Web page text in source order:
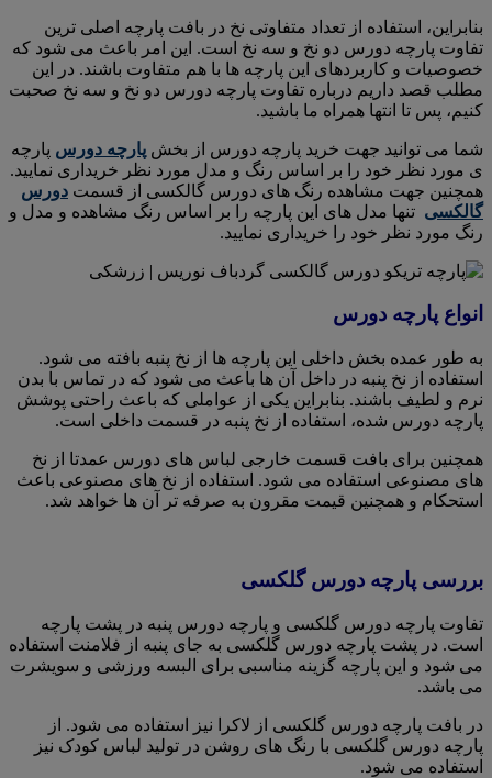
بنابراین، استفاده از تعداد متفاوتی نخ در بافت پارچه اصلی ترین
تفاوت پارچه دورس دو نخ و سه نخ است. این امر باعث می شود که
خصوصیات و کاربردهای این پارچه ها با هم متفاوت باشند. در این
مطلب قصد داریم درباره تفاوت پارچه دورس دو نخ و سه نخ صحبت
کنیم، پس تا انتها همراه ما باشید.
شما می توانید جهت خرید پارچه دورس از بخش پارچه دورس پارچه
ی مورد نظر خود را بر اساس رنگ و مدل مورد نظر خریداری نمایید.
همچنین جهت مشاهده رنگ های دورس گالکسی از قسمت دورس
گالکسی تنها مدل های این پارچه را بر اساس رنگ مشاهده و مدل و
رنگ مورد نظر خود را خریداری نمایید.
انواع پارچه دورس
به طور عمده بخش داخلی این پارچه ها از نخ پنبه بافته می شود.
استفاده از نخ پنبه در داخل آن ها باعث می شود که در تماس با بدن
نرم و لطیف باشند. بنابراین یکی از عواملی که باعث راحتی پوشش
پارچه دورس شده، استفاده از نخ پنبه در قسمت داخلی است.
همچنین برای بافت قسمت خارجی لباس های دورس عمدتا از نخ
های مصنوعی استفاده می شود. استفاده از نخ های مصنوعی باعث
استحکام و همچنین قیمت مقرون به صرفه تر آن ها خواهد شد.
بررسی پارچه دورس گلکسی
تفاوت پارچه دورس گلکسی و پارچه دورس پنبه در پشت پارچه
است. در پشت پارچه دورس گلکسی به جای پنبه از فلامنت استفاده
می شود و این پارچه گزینه مناسبی برای البسه ورزشی و سویشرت
می باشد.
در بافت پارچه دورس گلکسی از لاکرا نیز استفاده می شود. از
پارچه دورس گلکسی با رنگ های روشن در تولید لباس کودک نیز
استفاده می شود.